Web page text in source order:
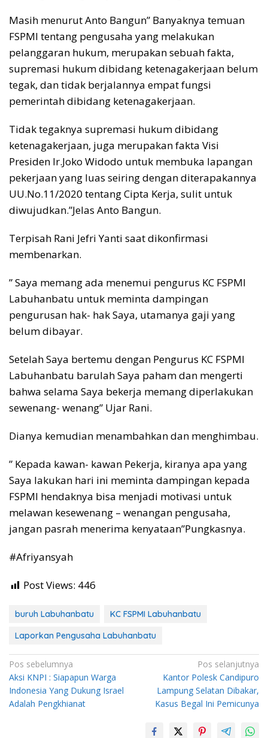
Masih menurut Anto Bangun” Banyaknya temuan
FSPMI tentang pengusaha yang melakukan
pelanggaran hukum, merupakan sebuah fakta,
supremasi hukum dibidang ketenagakerjaan belum
tegak, dan tidak berjalannya empat fungsi
pemerintah dibidang ketenagakerjaan.
Tidak tegaknya supremasi hukum dibidang
ketenagakerjaan, juga merupakan fakta Visi
Presiden Ir.Joko Widodo untuk membuka lapangan
pekerjaan yang luas seiring dengan diterapakannya
UU.No.11/2020 tentang Cipta Kerja, sulit untuk
diwujudkan.”Jelas Anto Bangun.
Terpisah Rani Jefri Yanti saat dikonfirmasi
membenarkan.
” Saya memang ada menemui pengurus KC FSPMI
Labuhanbatu untuk meminta dampingan
pengurusan hak- hak Saya, utamanya gaji yang
belum dibayar.
Setelah Saya bertemu dengan Pengurus KC FSPMI
Labuhanbatu barulah Saya paham dan mengerti
bahwa selama Saya bekerja memang diperlakukan
sewenang- wenang” Ujar Rani.
Dianya kemudian menambahkan dan menghimbau.
” Kepada kawan- kawan Pekerja, kiranya apa yang
Saya lakukan hari ini meminta dampingan kepada
FSPMI hendaknya bisa menjadi motivasi untuk
melawan kesewenang – wenangan pengusaha,
jangan pasrah menerima kenyataan”Pungkasnya.
#Afriyansyah
Post Views: 446
buruh Labuhanbatu
KC FSPMI Labuhanbatu
Laporkan Pengusaha Labuhanbatu
Navigasi
pos
Pos sebelumnya
Aksi KNPI : Siapapun Warga
Indonesia Yang Dukung Israel
Adalah Pengkhianat
Pos selanjutnya
Kantor Polesk Candipuro
Lampung Selatan Dibakar,
Kasus Begal Ini Pemicunya